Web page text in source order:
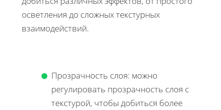
осветления до сложных текстурных
взаимодействий.
Прозрачность слоя: можно
регулировать прозрачность слоя с
текстурой, чтобы добиться более